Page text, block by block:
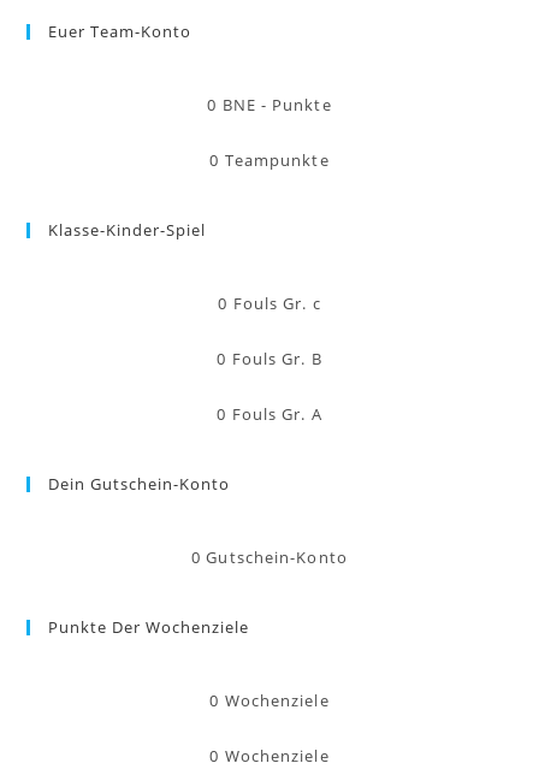
Euer Team-Konto
0 BNE - Punkte
0 Teampunkte
Klasse-Kinder-Spiel
0 Fouls Gr. c
0 Fouls Gr. B
0 Fouls Gr. A
Dein Gutschein-Konto
0 Gutschein-Konto
Punkte Der Wochenziele
0 Wochenziele
0 Wochenziele